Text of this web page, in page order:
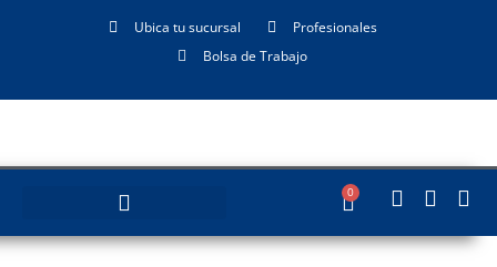
Ubica tu sucursal
Profesionales
Bolsa de Trabajo
0